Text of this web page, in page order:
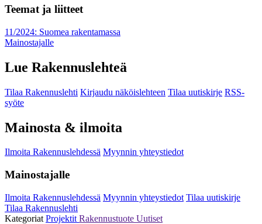
Teemat ja liitteet
11/2024: Suomea rakentamassa
Mainostajalle
Lue Rakennuslehteä
Tilaa Rakennuslehti Kirjaudu näköislehteen Tilaa uutiskirje RSS-
syöte
Mainosta & ilmoita
Ilmoita Rakennuslehdessä Myynnin yhteystiedot
Mainostajalle
Ilmoita Rakennuslehdessä Myynnin yhteystiedot Tilaa uutiskirje
Tilaa Rakennuslehti
Kategoriat Projektit Rakennustuote Uutiset